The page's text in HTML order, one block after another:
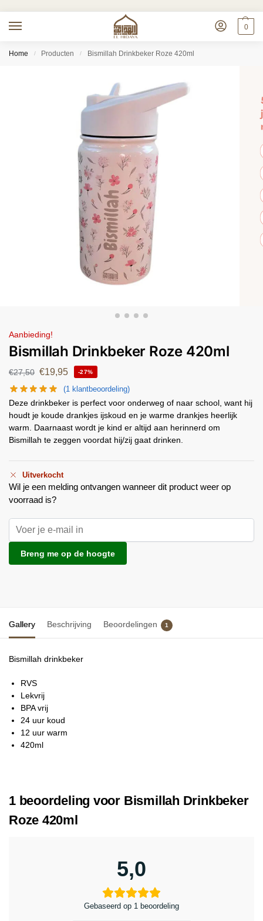
0
Home / Producten / Bismillah Drinkbeker Roze 420ml
Aanbieding!
Bismillah Drinkbeker Roze 420ml
€27,50 €19,95 -27%
(1 klantbeoordeling)
Deze drinkbeker is perfect voor onderweg of naar school, want hij
houdt je koude drankjes ijskoud en je warme drankjes heerlijk
warm. Daarnaast wordt je kind er altijd aan herinnerd om
Bismillah te zeggen voordat hij/zij gaat drinken.
Uitverkocht
Wil je een melding ontvangen wanneer dit product weer op
voorraad is?
Breng me op de hoogte
Gallery Beschrijving Beoordelingen 1
Bismillah drinkbeker
RVS
Lekvrij
BPA vrij
24 uur koud
12 uur warm
420ml
1 beoordeling voor Bismillah Drinkbeker
Roze 420ml
5,0
Gebaseerd op 1 beoordeling